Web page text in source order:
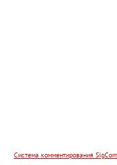
Система комментирования